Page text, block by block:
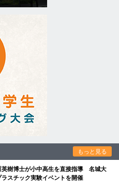
もっと見る
英樹博士が小中高生を直接指導 名城大
スチック実験イベントを開催